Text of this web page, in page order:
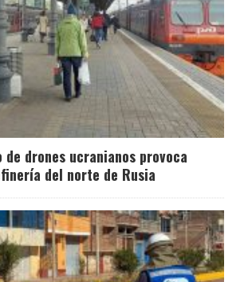
de drones ucranianos provoca
del norte de Rusia